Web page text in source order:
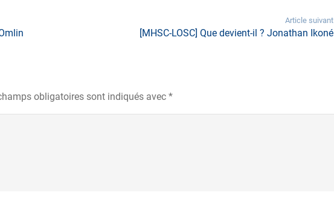
Article suivant
[MHSC-LOSC] Que devient-il ? Jonathan Ikoné
obligatoires sont indiqués avec *